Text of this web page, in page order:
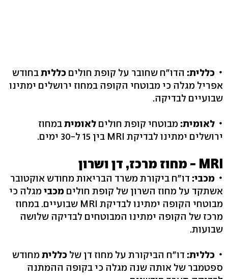
כללית: הדו"ח שחובר על קופת חולים כלליתבחודש
אפריל מגלה כי מבוטחי הקופה במחוז ירושלים ימתינו
שבועיים לבדיקה.
לאומית: מבוטחי קופת חולים לאומיתבמחוז
ירושלים ימתינו לבדיקת MRI בין 15 ל-30 ימים.
MRI - מחוז מרכז, דן ושרון
מכבי: דו"ח ביקורת משרד הבריאות מחודש אוקטובר
אשתקד על מחוז השרון של קופת חולים מכבימגלה כי
מבוטחי הקופה ימתינו לבדיקת MRI שבועיים. במחוז
מרכז של הקופה ימתינו המבוטחים לבדיקה שלושה
שבועות.
כללית: דו"ח הביקורת על מחוז דן של כלליתמחודש
ספטמבר של אותה שנה מגלה כי בקופה ההמתנה